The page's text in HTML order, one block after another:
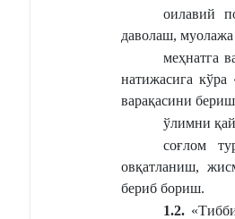
оилавий
даволаш,
меҳнатга
натижасига кўра
варақасини
ўлимни
соғлом
овқатланиш,
бериб бориш.
1.2.